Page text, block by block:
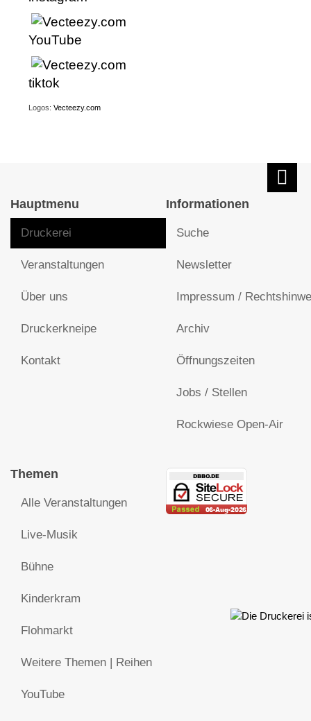
YouTube
tiktok
Logos: Vecteezy.com
Hauptmenu
Druckerei
Veranstaltungen
Über uns
Druckerkneipe
Kontakt
Informationen
Suche
Newsletter
Impressum /
Archiv
Öffnungszeiten
Jobs / Stellen
Rockwiese Open-Air
Themen
Alle Veranstaltungen
Live-Musik
Bühne
Kinderkram
Flohmarkt
Weitere Themen | Reihen
YouTube